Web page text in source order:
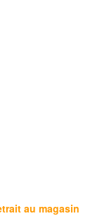
au magasin